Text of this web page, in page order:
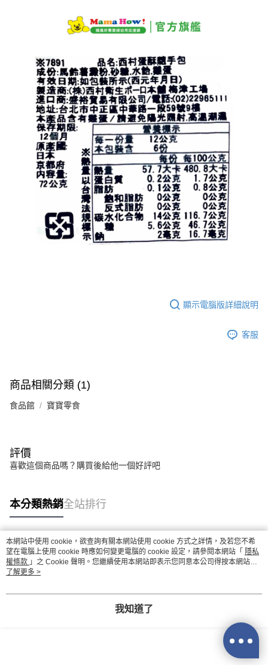
２．便利：只要手機號碼，簡訊認證，即可結帳。
３．安心：先確認商品／服務後，再付款。
１．於結帳方式選擇「AFTEE先享後付」後，將跳轉至「AFTEE先享後付」
結帳頁面，進行簡訊認證並確認金額後，即可完成結帳。
２．訂單成立數日內，您將收到繳費通知簡訊。
３．收到繳費通知簡訊後14天內，點擊此簡訊中的連結，可透過四大超商／
ATM／網路銀行／等多元方式進行付款，方視為交易完成。
※ 請注意：結帳手續完成當下不需立刻繳費，但若您需要取消訂單，請聯絡
購買商品的店家。未經商家同意取消之訂單仍視為有效，需透過AFTEE先享
後付繳納相關費用。
※ 交易是否成功請以「AFTEE先享後付 」之結帳頁面顯示為準，若有關於
是否繳費成功／繳費後需取消欲退款等相關疑問，請聯繫「AFTEE先享後付
客戶支援中心」https://netprotections.freshdesk.com/support/home
【注意事項】
１．透過由恩沛科技股份有限公司提供之「AFTEE先享後付」服務完成之交
易，需依本服務之必要範圍內提供個人資料，並將交易相關給付款項請求債
權轉讓予恩沛科技股份有限公司。
２．關於個人資料處理事宜，請瀏覽以下網址：
https://aftee.tw/terms/#terms3
付款後全家取貨
每筆NT$60，滿NT$590(含以上)免運費
7-11取貨付款
每筆NT$60，滿NT$590(含以上)免運費
付款後7-11取貨
每筆NT$60，滿NT$590(含以上)免運費
每筆NT$100，滿NT$590(含以上)免運費
每筆NT$150，滿NT$890(含以上)免運費
顯示電腦版詳細說明
客服
商品相關分類 (1)
食品館 寶寶零食
評價
喜歡這個商品嗎？購買後給他一個好評吧
本分類熱銷全站排行
熱門標籤
本網站中使用 cookie，欲查詢有關本網站使用 cookie 方式之詳情，及若您不希
望在電腦上使用 cookie 時應如何變更電腦的 cookie 設定，請參閱本網站「 隱私
權條款 」之 Cookie 聲明。您繼續使用本網站即表示您同意本公司得按本網站使
用條款之 Cookie 聲明使用 cookie。
了解更多 >
我知道了